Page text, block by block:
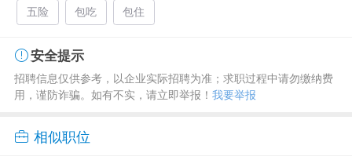
五险 包吃 包住
安全提示
招聘信息仅供参考，以企业实际招聘为准；求职过程中请勿缴纳费
用，谨防诈骗。如有不实，请立即举报！ 我要举报
相似职位